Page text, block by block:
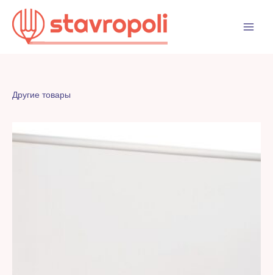
Перейти
содержимому
Другие товары